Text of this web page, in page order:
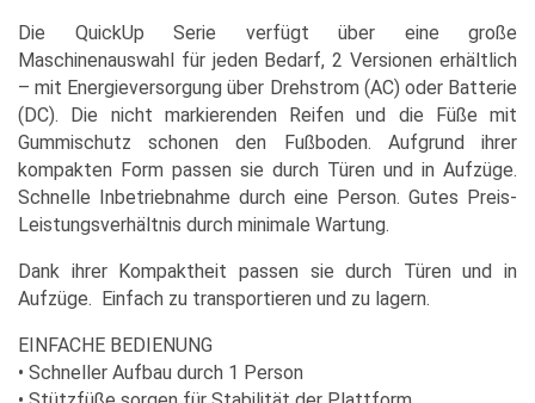
Die QuickUp Serie verfügt über eine große
Maschinenauswahl für jeden Bedarf, 2 Versionen erhältlich
– mit Energieversorgung über Drehstrom (AC) oder Batterie
(DC). Die nicht markierenden Reifen und die Füße mit
Gummischutz schonen den Fußboden. Aufgrund ihrer
kompakten Form passen sie durch Türen und in Aufzüge.
Schnelle Inbetriebnahme durch eine Person. Gutes Preis-
Leistungsverhältnis durch minimale Wartung.
Dank ihrer Kompaktheit passen sie durch Türen und in
Aufzüge. Einfach zu transportieren und zu lagern.
EINFACHE BEDIENUNG
• Schneller Aufbau durch 1 Person